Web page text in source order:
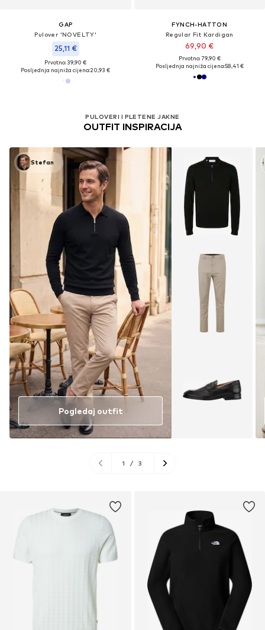
GAP
Pulover 'NOVELTY'
25,11 €
Prvotno: 39,90 €
Posljednja najniža cijena:20,93 €
FYNCH-HATTON
Regular Fit Kardigan
69,90 €
Prvotno: 79,90 €
Posljednja najniža cijena:58,41 €
PULOVERI I PLETENE JAKNE
OUTFIT INSPIRACIJA
Stefan
Pogledaj outfit
1 / 3